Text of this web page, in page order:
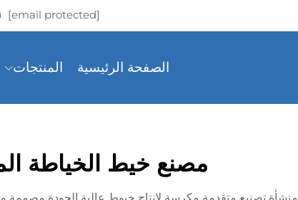
[email protected]
الصفحة الرئيسية المنتجات
مصنع خيط الخياطة